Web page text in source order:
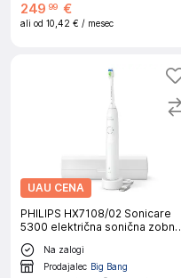
249 99 €
ali od 10,42 € / mesec
UAU CENA
PHILIPS HX7108/02 Sonicare
5300 električna sonična zobna
ščetka
Na zalogi
Prodajalec Big Bang